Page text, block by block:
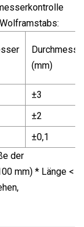
(mm)
±3
±2
±0,1
der
mm) * Länge <